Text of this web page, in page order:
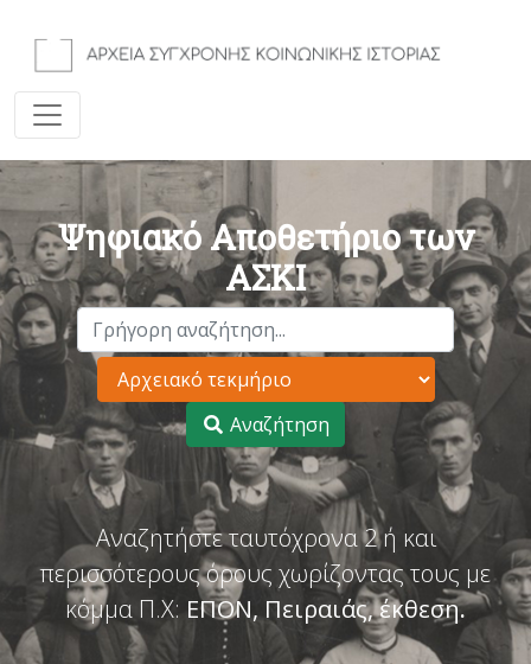
Ψηφιακό Αποθετήριο των
ΑΣΚΙ
Αναζήτηση
Αναζητήστε ταυτόχρονα 2 ή και
περισσότερους όρους χωρίζοντας τους με
κόμμα Π.Χ: ΕΠΟΝ, Πειραιάς, έκθεση.